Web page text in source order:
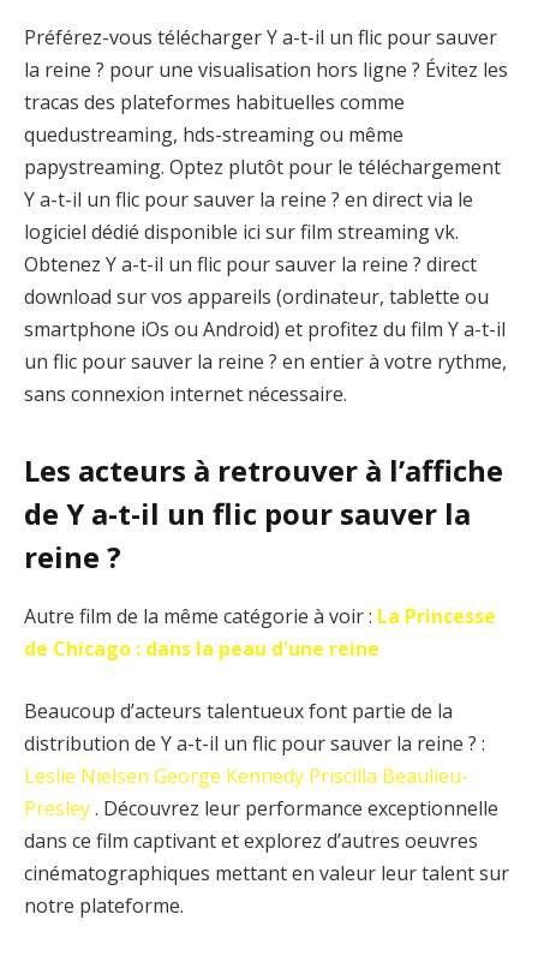
Préférez-vous télécharger Y a-t-il un flic pour sauver
la reine ? pour une visualisation hors ligne ? Évitez les
tracas des plateformes habituelles comme
quedustreaming, hds-streaming ou même
papystreaming. Optez plutôt pour le téléchargement
Y a-t-il un flic pour sauver la reine ? en direct via le
logiciel dédié disponible ici sur film streaming vk.
Obtenez Y a-t-il un flic pour sauver la reine ? direct
download sur vos appareils (ordinateur, tablette ou
smartphone iOs ou Android) et profitez du film Y a-t-il
un flic pour sauver la reine ? en entier à votre rythme,
sans connexion internet nécessaire.
Les acteurs à retrouver à l’affiche
de Y a-t-il un flic pour sauver la
reine ?
Autre film de la même catégorie à voir : La Princesse
de Chicago : dans la peau d'une reine
Beaucoup d’acteurs talentueux font partie de la
distribution de Y a-t-il un flic pour sauver la reine ? :
Leslie Nielsen George Kennedy Priscilla Beaulieu-
Presley. Découvrez leur performance exceptionnelle
dans ce film captivant et explorez d’autres oeuvres
cinématographiques mettant en valeur leur talent sur
notre plateforme.